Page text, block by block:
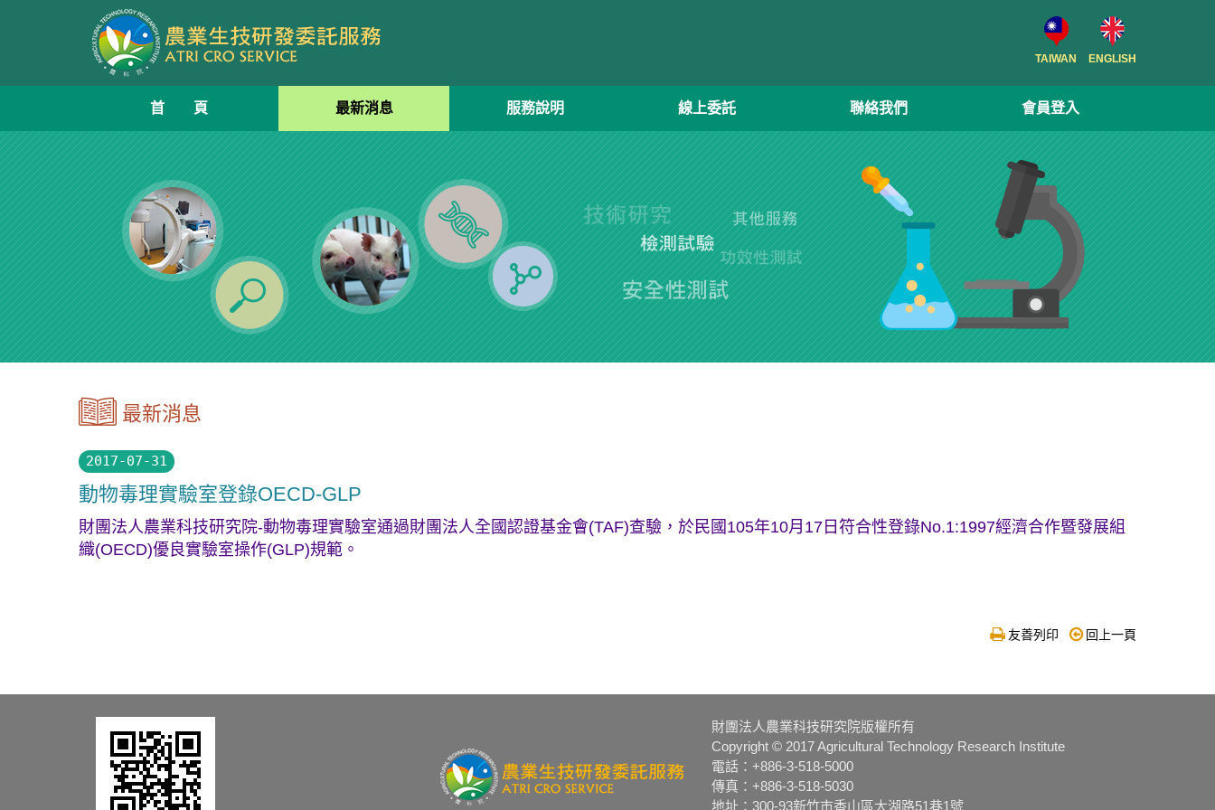
TAIWAN ENGLISH
首 頁 最新消息 服務說明 線上委託 聯絡我們 會員登入
最新消息
2017-07-31
動物毒理實驗室登錄OECD-GLP
財團法人農業科技研究院-動物毒理實驗室通過財團法人全國認證基金會(TAF)查驗，於民國105年10月17日符合性登錄No.1:1997經濟合作暨發展組
織(OECD)優良實驗室操作(GLP)規範。
友善列印 回上一頁
財團法人農業科技研究院版權所有
Copyright © 2017 Agricultural Technology Research Institute
電話：+886-3-518-5000
傳真：+886-3-518-5030
地址：300-93新竹市香山區大湖路51巷1號